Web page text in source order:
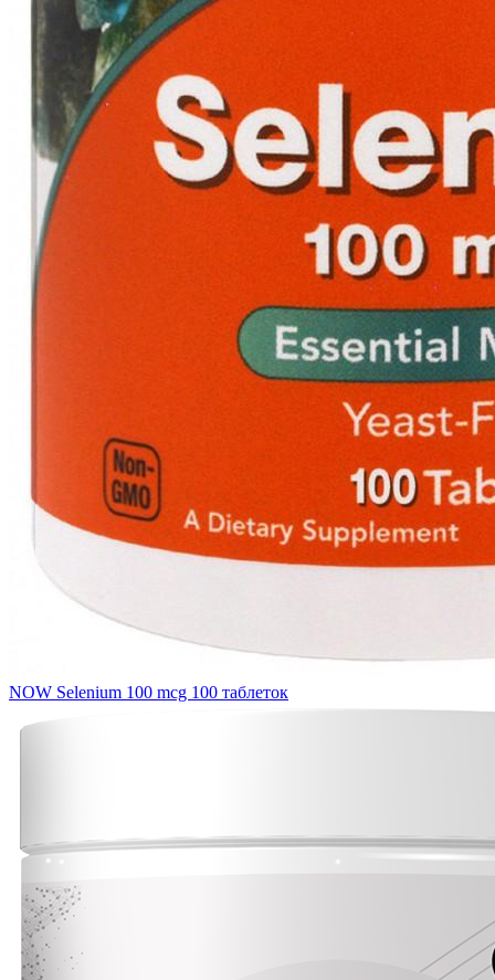
NOW Selenium 100 mcg 100 таблеток